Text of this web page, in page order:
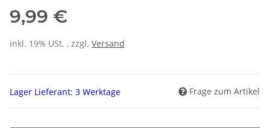
9,99 €
inkl. 19% USt. , zzgl. Versand
Lager Lieferant: 3 Werktage Frage zum Artikel